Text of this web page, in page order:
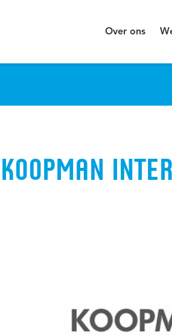
Over ons
KOOPMAN